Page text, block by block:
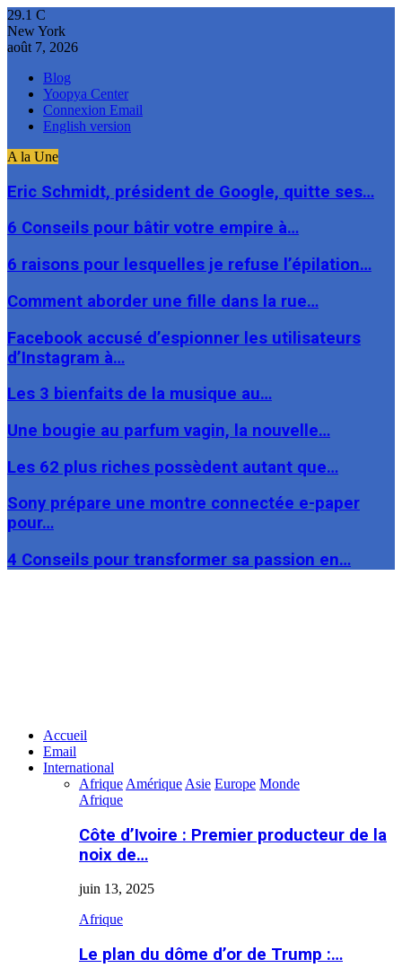
29.1 C
New York
août 7, 2026
Blog
Yoopya Center
Connexion Email
English version
A la Une
Eric Schmidt, président de Google, quitte ses…
6 Conseils pour bâtir votre empire à…
6 raisons pour lesquelles je refuse l’épilation…
Comment aborder une fille dans la rue…
Facebook accusé d’espionner les utilisateurs
d’Instagram à…
Les 3 bienfaits de la musique au…
Une bougie au parfum vagin, la nouvelle…
Les 62 plus riches possèdent autant que…
Sony prépare une montre connectée e-paper
pour…
4 Conseils pour transformer sa passion en…
Accueil
Email
International
Afrique Amérique Asie Europe Monde
Afrique
Côte d’Ivoire : Premier producteur de la
noix de…
juin 13, 2025
Afrique
Le plan du dôme d’or de Trump :…